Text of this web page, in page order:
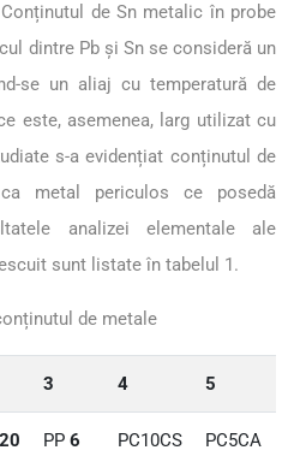
de Sn metalic în probe
dintre Pb și Sn se consideră un
se un aliaj cu temperatură de
este, asemenea, larg utilizat cu
s-a evidențiat conținutul de
metal periculos ce posedă
analizei elementale ale
sunt listate în tabelul 1.
de metale
3 4 5
PP6 PC10CS PC5CA